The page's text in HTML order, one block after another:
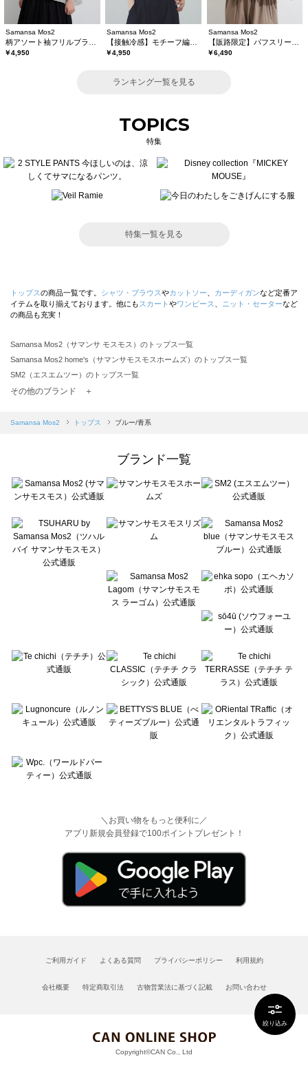
絞り込み
Samansa Mos2
￥4,950
Samansa Mos2
￥4,950
Samansa Mos2
￥6,490
ランキング一覧を見る
TOPICS
特集
特集一覧を見る
トップスの商品一覧です。 シャツ・ブラウスやカットソー カーディガンなど定番ア
イテムを取り揃えております。他にも スカート やワンピース ニット・セーターなど
の商品も充実！
Samansa Mos2（サマンサ モスモス）のトップス一覧
Samansa Mos2 home's（サマンサモスモスホームズ）のトップス一覧
SM2（エスエムツー）のトップス一覧
TSUHARU by Samansa Mos2（ツハルバイサマンサモスモス）のトップス一覧
Samansa Mos2 blue（サマンサモスモス ブルー）のトップス一覧
sō4ū（ソウフォーユー）のトップス一覧
Te chichi（テチチ）のトップス一覧
Te chichi CLASSIC（テチチ クラシック）のトップス一覧
Lugnoncure（ルノンキュール）のトップス一覧
BETTY'S BLUE（べティーズブルー）のトップス一覧
Wpc.（ワールドパーティー）のトップス一覧
その他のブランド ＋
Samansa Mos2 トップス ブルー/青系
ブランド一覧
＼お買い物をもっと便利に／
アプリ新規会員登録で100ポイントプレゼント！
ご利用ガイド よくある質問 プライバシーポリシー 利用規約
会社概要 特定商取引法 古物営業法に基づく記載 お問い合わせ
Copyright©CAN Co., Ltd